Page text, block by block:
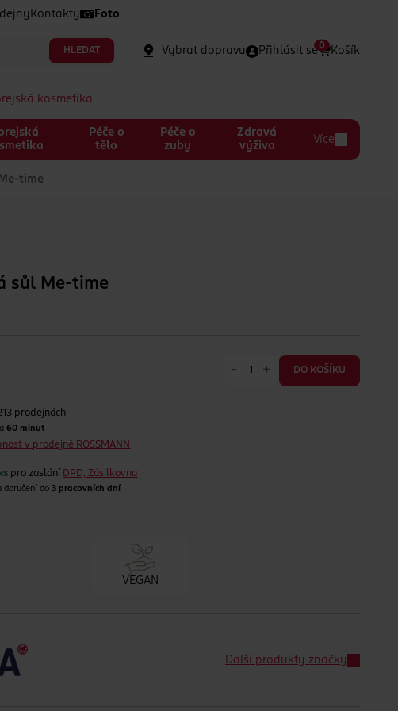
Kontakty Foto
HLEDAT Vybrat dopravu Přihlásit se Košík
0
kosmetika
Péče o
tělo
Péče o
zuby
Zdravá
výživa
Více
time
sůl Me-time
- + DO KOŠÍKU
prodejnách
60 minut
v prodejně ROSSMANN
pro zaslání DPD, Zásilkovna
doručení do 3 pracovních dní
VEGAN
Další produkty značky